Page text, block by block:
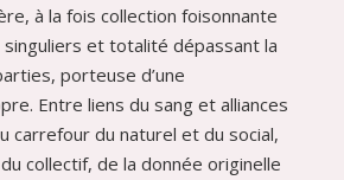
à la fois collection foisonnante
et totalité dépassant la
porteuse d’une
Entre liens du sang et alliances
carrefour du naturel et du social,
collectif, de la donnée originelle